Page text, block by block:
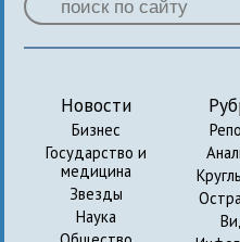
Новости
Бизнес
Государство и
медицина
Звезды
Наука